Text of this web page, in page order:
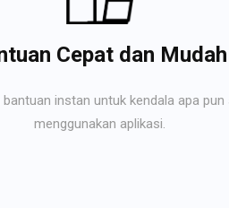
Cepat dan Mudah
bantuan instan untuk kendala apa pun
menggunakan aplikasi.